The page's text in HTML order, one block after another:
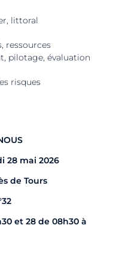
littoral
ressources
pilotage, évaluation
risques
28 mai 2026
de Tours
et 28 de 08h30 à